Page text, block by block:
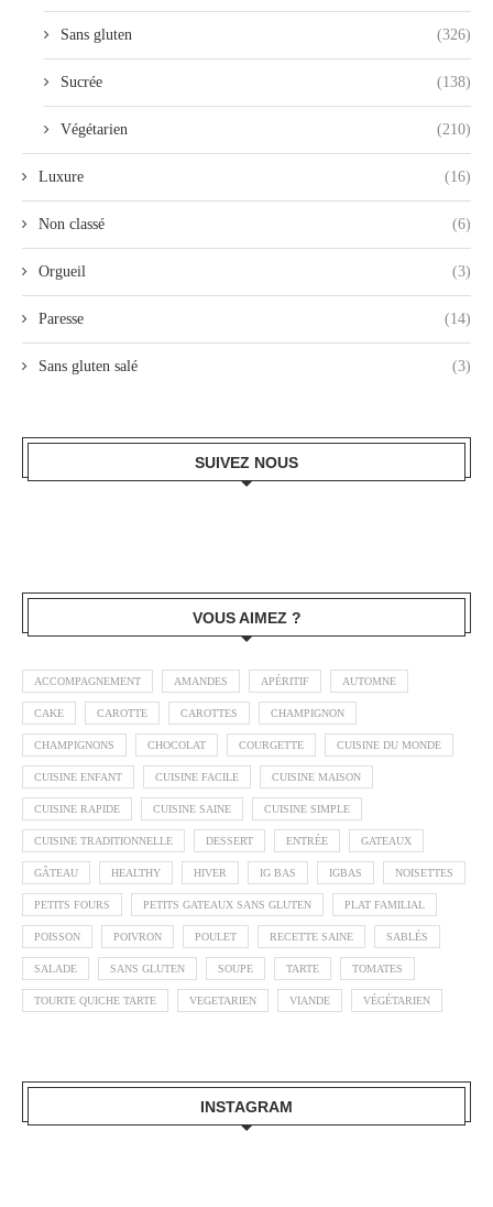
Sans gluten (326)
Sucrée (138)
Végétarien (210)
Luxure (16)
Non classé (6)
Orgueil (3)
Paresse (14)
Sans gluten salé (3)
SUIVEZ NOUS
VOUS AIMEZ ?
ACCOMPAGNEMENT AMANDES APÉRITIF AUTOMNE
CAKE CAROTTE CAROTTES CHAMPIGNON
CHAMPIGNONS CHOCOLAT COURGETTE CUISINE DU MONDE
CUISINE ENFANT CUISINE FACILE CUISINE MAISON
CUISINE RAPIDE CUISINE SAINE CUISINE SIMPLE
CUISINE TRADITIONNELLE DESSERT ENTRÉE GATEAUX
GÂTEAU HEALTHY HIVER IG BAS IGBAS NOISETTES
PETITS FOURS PETITS GATEAUX SANS GLUTEN PLAT FAMILIAL
POISSON POIVRON POULET RECETTE SAINE SABLÉS
SALADE SANS GLUTEN SOUPE TARTE TOMATES
TOURTE QUICHE TARTE VEGETARIEN VIANDE VÉGÉTARIEN
INSTAGRAM